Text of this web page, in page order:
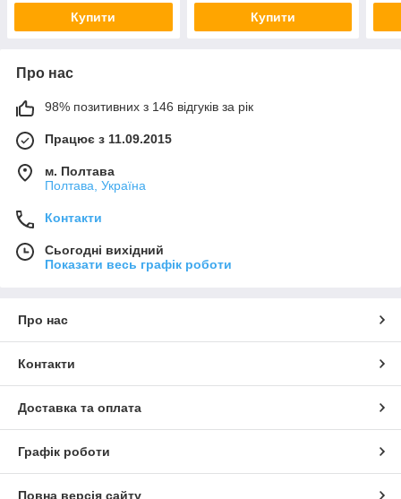
Купити Купити
Про нас
98% позитивних з 146 відгуків за рік
Працює з 11.09.2015
м. Полтава
Полтава, Україна
Контакти
Сьогодні вихідний
Показати весь графік роботи
Про нас
Контакти
Доставка та оплата
Графік роботи
Повна версія сайту